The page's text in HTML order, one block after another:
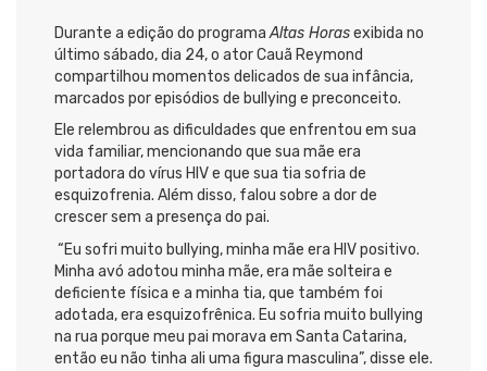
Durante a edição do programaAltas Horasexibida no
último sábado, dia 24, o ator Cauã Reymond
compartilhou momentos delicados de sua infância,
marcados por episódios de bullying e preconceito.
Ele relembrou as dificuldades que enfrentou em sua
vida familiar, mencionando que sua mãe era
portadora do vírus HIV e que sua tia sofria de
esquizofrenia. Além disso, falou sobre a dor de
crescer sem a presença do pai.
“Eu sofri muito bullying, minha mãe era HIV positivo.
Minha avó adotou minha mãe, era mãe solteira e
deficiente física e a minha tia, que também foi
adotada, era esquizofrênica. Eu sofria muito bullying
na rua porque meu pai morava em Santa Catarina,
então eu não tinha ali uma figura masculina”, disse ele.